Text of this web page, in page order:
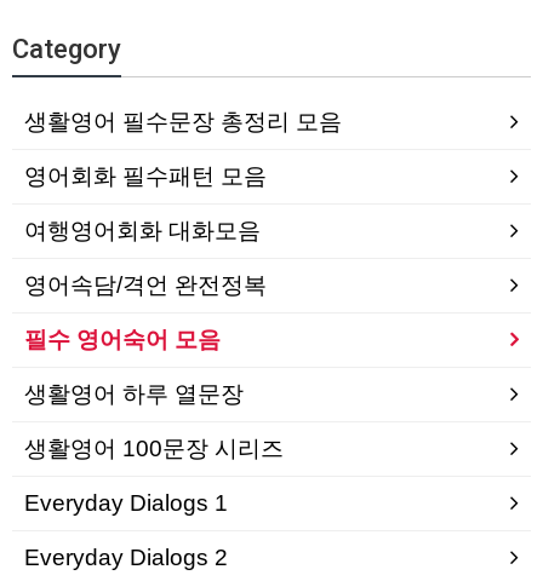
Category
생활영어 필수문장 총정리 모음
영어회화 필수패턴 모음
여행영어회화 대화모음
영어속담/격언 완전정복
필수 영어숙어 모음
생활영어 하루 열문장
생활영어 100문장 시리즈
Everyday Dialogs 1
Everyday Dialogs 2